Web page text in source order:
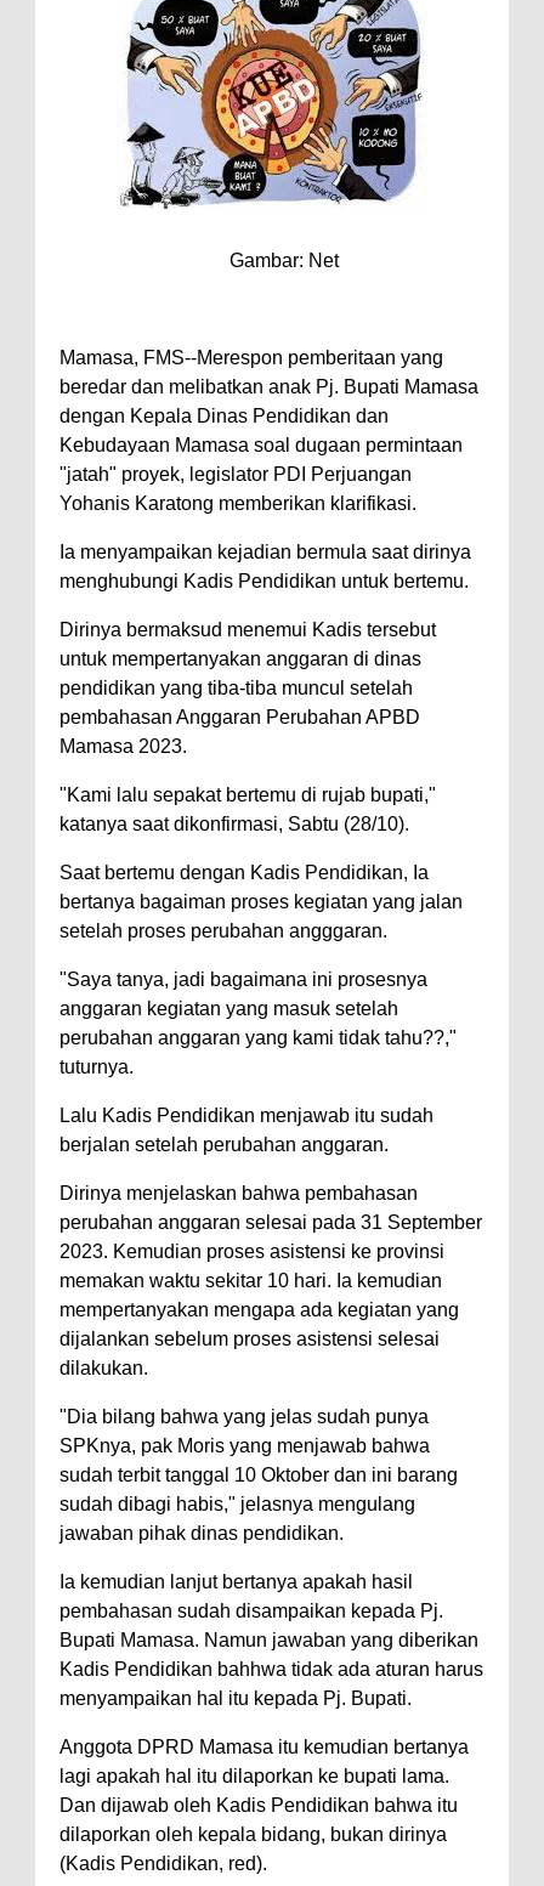
Gambar: Net
Mamasa, FMS--Merespon pemberitaan yang
beredar dan melibatkan anak Pj. Bupati Mamasa
dengan Kepala Dinas Pendidikan dan
Kebudayaan Mamasa soal dugaan permintaan
"jatah" proyek, legislator PDI Perjuangan
Yohanis Karatong memberikan klarifikasi.
Ia menyampaikan kejadian bermula saat dirinya
menghubungi Kadis Pendidikan untuk bertemu.
Dirinya bermaksud menemui Kadis tersebut
untuk mempertanyakan anggaran di dinas
pendidikan yang tiba-tiba muncul setelah
pembahasan Anggaran Perubahan APBD
Mamasa 2023.
"Kami lalu sepakat bertemu di rujab bupati,"
katanya saat dikonfirmasi, Sabtu (28/10).
Saat bertemu dengan Kadis Pendidikan, Ia
bertanya bagaiman proses kegiatan yang jalan
setelah proses perubahan angggaran.
"Saya tanya, jadi bagaimana ini prosesnya
anggaran kegiatan yang masuk setelah
perubahan anggaran yang kami tidak tahu??,"
tuturnya.
Lalu Kadis Pendidikan menjawab itu sudah
berjalan setelah perubahan anggaran.
Dirinya menjelaskan bahwa pembahasan
perubahan anggaran selesai pada 31 September
2023. Kemudian proses asistensi ke provinsi
memakan waktu sekitar 10 hari. Ia kemudian
mempertanyakan mengapa ada kegiatan yang
dijalankan sebelum proses asistensi selesai
dilakukan.
"Dia bilang bahwa yang jelas sudah punya
SPKnya, pak Moris yang menjawab bahwa
sudah terbit tanggal 10 Oktober dan ini barang
sudah dibagi habis," jelasnya mengulang
jawaban pihak dinas pendidikan.
Ia kemudian lanjut bertanya apakah hasil
pembahasan sudah disampaikan kepada Pj.
Bupati Mamasa. Namun jawaban yang diberikan
Kadis Pendidikan bahhwa tidak ada aturan harus
menyampaikan hal itu kepada Pj. Bupati.
Anggota DPRD Mamasa itu kemudian bertanya
lagi apakah hal itu dilaporkan ke bupati lama.
Dan dijawab oleh Kadis Pendidikan bahwa itu
dilaporkan oleh kepala bidang, bukan dirinya
(Kadis Pendidikan, red).